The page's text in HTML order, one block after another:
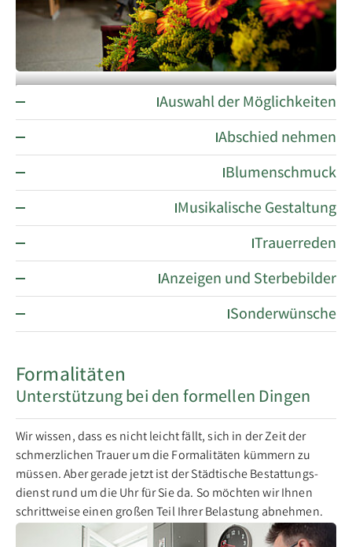
Auswahl der Möglichkeiten
Abschied nehmen
Blumenschmuck
Musikalische Gestaltung
Trauerreden
Anzeigen und Sterbebilder
Sonderwünsche
Formalitäten
Unterstützung bei den formellen Dingen
Wir wis­sen, dass es nicht leicht fällt, sich in der Zeit der
schmerz­li­chen Trau­er um die For­ma­li­tä­ten küm­mern zu
müs­sen. Aber ge­ra­de jetzt ist der Städ­ti­sche Be­stat­tungs­
dienst rund um die Uhr für Sie da. So möch­ten wir Ih­nen
schritt­wei­se ei­nen gro­ßen Teil Ih­rer Be­las­tung ab­neh­men.